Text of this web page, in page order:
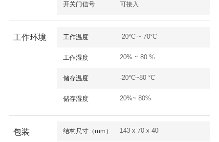
开关门信号 可接入
工作环境 工作温度 -20°C ~ 70°C
工作湿度 20% ~ 80 %
储存温度 -20°C~80 °C
储存湿度 20%~ 80%
包装 结构尺寸（mm） 143 x 70 x 40